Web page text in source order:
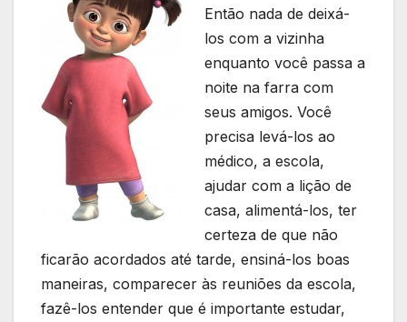
Então nada de deixá-
los com a vizinha
enquanto você passa a
noite na farra com
seus amigos. Você
precisa levá-los ao
médico, a escola,
ajudar com a lição de
casa, alimentá-los, ter
certeza de que não
ficarão acordados até tarde, ensiná-los boas
maneiras, comparecer às reuniões da escola,
fazê-los entender que é importante estudar,